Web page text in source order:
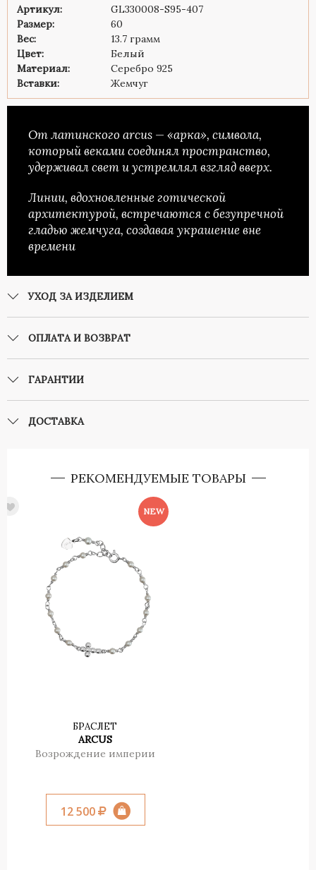
Артикул:
GL330008-S95-407
Размер:
60
Вес:
13.7 грамм
Цвет:
Белый
Материал:
Серебро 925
Вставки:
Жемчуг
От латинского arcus — «арка», символа,
который веками соединял пространство,
удерживал свет и устремлял взгляд вверх.
Линии, вдохновленные готической
архитектурой, встречаются с безупречной
гладью жемчуга, создавая украшение вне
времени
УХОД ЗА ИЗДЕЛИЕМ
ОПЛАТА И ВОЗВРАТ
ГАРАНТИИ
ДОСТАВКА
РЕКОМЕНДУЕМЫЕ ТОВАРЫ
БРАСЛЕТ
ARCUS
Возрождение империи
12 500